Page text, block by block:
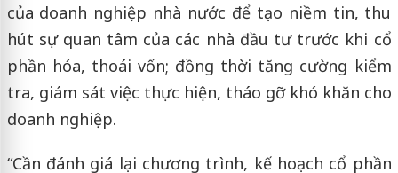
của doanh nghiệp nhà nước để tạo niềm tin, thu
hút sự quan tâm của các nhà đầu tư trước khi cổ
phần hóa, thoái vốn; đồng thời tăng cường kiểm
tra, giám sát việc thực hiện, tháo gỡ khó khăn cho
doanh nghiệp.
“Cần đánh giá lại chương trình, kế hoạch cổ phần